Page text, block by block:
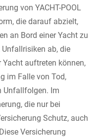
von YACHT-POOL
die darauf abzielt,
an Bord einer Yacht zu
ab, die
auftreten können,
im Falle von Tod,
Unfallfolgen. Im
die nur bei
Schutz, auch
Versicherung